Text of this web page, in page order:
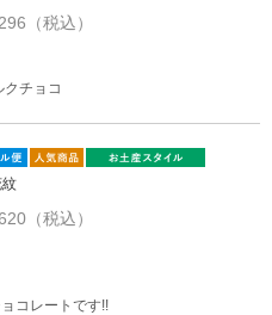
（税込）
チョコ
（税込）
コレートです!!